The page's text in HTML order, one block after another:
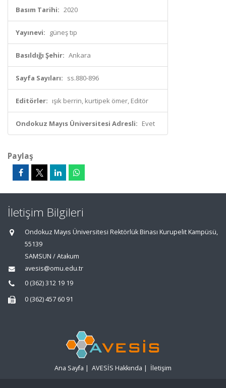
Basım Tarihi: 2020
Yayınevi: güneş tıp
Basıldığı Şehir: Ankara
Sayfa Sayıları: ss.880-896
Editörler: ışık berrin, kurtipek ömer, Editör
Ondokuz Mayıs Üniversitesi Adresli: Evet
Paylaş
İletişim Bilgileri
Ondokuz Mayıs Üniversitesi Rektörlük Binası Kurupelit Kampüsü,
55139
SAMSUN / Atakum
avesis@omu.edu.tr
0 (362) 312 19 19
0 (362) 457 60 91
Ana Sayfa | AVESİS Hakkında | İletişim